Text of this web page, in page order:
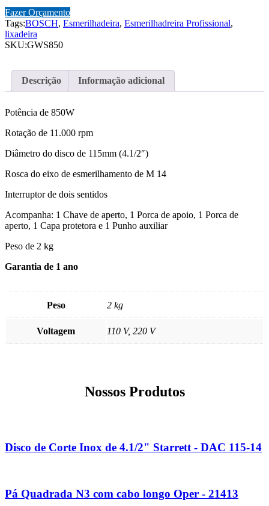
Fazer Orçamento
Tags:BOSCH, Esmerilhadeira, Esmerilhadreira Profissional,
lixadeira
SKU:GWS850
Descrição Informação adicional
Potência de 850W
Rotação de 11.000 rpm
Diâmetro do disco de 115mm (4.1/2″)
Rosca do eixo de esmerilhamento de M 14
Interruptor de dois sentidos
Acompanha: 1 Chave de aperto, 1 Porca de apoio, 1 Porca de
aperto, 1 Capa protetora e 1 Punho auxiliar
Peso de 2 kg
Garantia de 1 ano
Peso 2 kg
Voltagem 110 V, 220 V
Nossos Produtos
Disco de Corte Inox de 4.1/2" Starrett - DAC 115-14
Pá Quadrada N3 com cabo longo Oper - 21413